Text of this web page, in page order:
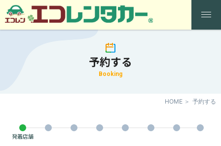
予約する
Booking
HOME 予約する
発着店舗